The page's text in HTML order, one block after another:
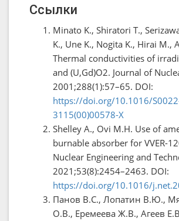
Ссылки
Minato K., Shiratori T.,
K., Une K., Nogita K., Hirai M.,
Thermal conductivities of
and (U,Gd)O2. Journal of
2001;288(1):57–65. DOI:
https://doi.org/10.1016/
3115(00)00578-X
Shelley A., Ovi M.H. Use of
burnable absorber for VVER-
Nuclear Engineering and
2021;53(8):2454–2463. DOI:
https://doi.org/10.1016/
Панов В.С., Лопатин В.Ю.,
О.В., Еремеева Ж.В., Агеев